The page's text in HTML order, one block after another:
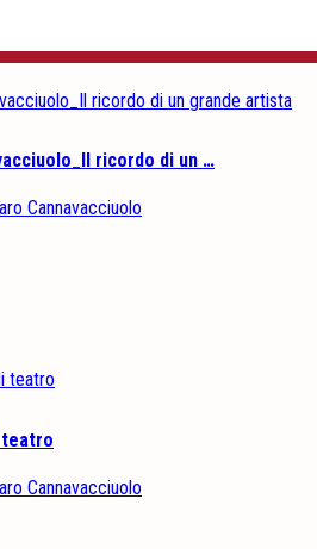
ricordo di un …
Cannavacciuolo
teatro
Cannavacciuolo